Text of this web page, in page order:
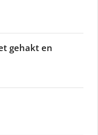
gehakt en